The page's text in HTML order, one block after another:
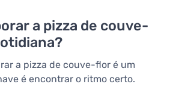
a pizza de couve-
a pizza de couve-flor é um
é encontrar o ritmo certo.